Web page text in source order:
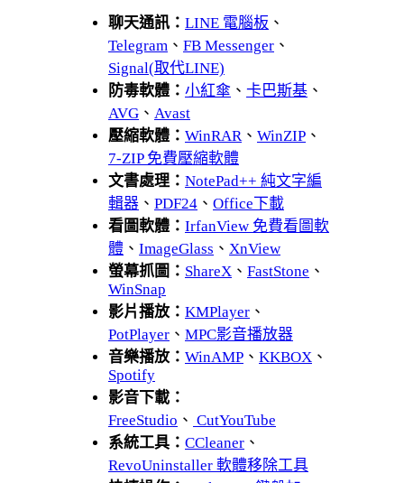
聊天通訊： LINE 電腦板 、
Telegram 、 FB Messenger 、
Signal(取代LINE)
防毒軟體： 小紅傘 、 卡巴斯基 、
AVG 、 Avast
壓縮軟體： WinRAR、 WinZIP 、
7-ZIP 免費壓縮軟體
文書處理： NotePad++ 純文字編
輯器 、 PDF24 、 Office下載
看圖軟體： IrfanView 免費看圖軟
體 、 ImageGlass 、 XnView
螢幕抓圖： ShareX 、 FastStone 、
WinSnap
影片播放： KMPlayer 、
PotPlayer 、 MPC影音播放器
音樂播放： WinAMP 、 KKBOX 、
Spotify
影音下載：
FreeStudio 、 CutYouTube
系統工具： CCleaner 、
RevoUninstaller 軟體移除工具